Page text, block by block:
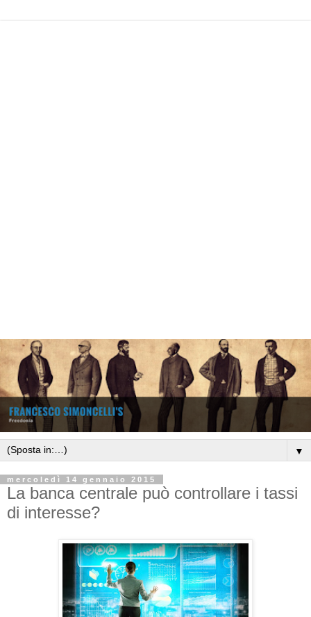
▼
mercoledì 14 gennaio 2015
La banca centrale può controllare i tassi
di interesse?